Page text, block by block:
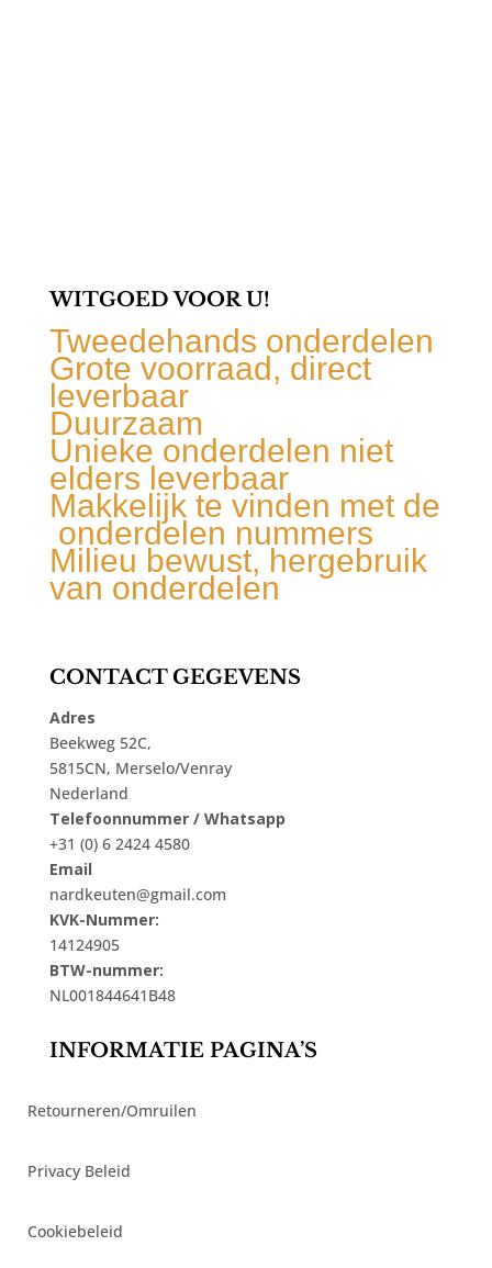
WITGOED VOOR U!
Tweedehands onderdelen
Grote voorraad, direct
leverbaar
Duurzaam
Unieke onderdelen niet
elders leverbaar
Makkelijk te vinden met de
onderdelen nummers
Milieu bewust, hergebruik
van onderdelen
CONTACT GEGEVENS
Adres
Beekweg 52C,
5815CN, Merselo/Venray
Nederland
Telefoonnummer / Whatsapp
+31 (0) 6 2424 4580
Email
nardkeuten@gmail.com
KVK-Nummer:
14124905
BTW-nummer:
NL001844641B48
INFORMATIE PAGINA’S
Retourneren/Omruilen
Privacy Beleid
Cookiebeleid